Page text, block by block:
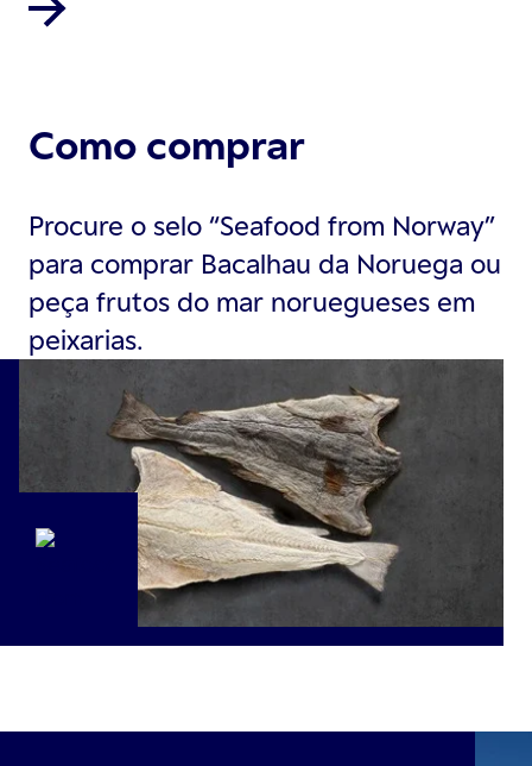
Como comprar
Procure o selo “Seafood from Norway”
para comprar Bacalhau da Noruega ou
peça frutos do mar noruegueses em
peixarias.